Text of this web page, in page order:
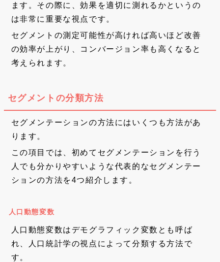
ます。その際に、効果を適切に測れるかというの
は非常に重要な視点です。
セグメントの測定可能性が高ければ高いほど改善
の効率が上がり、コンバージョン率も高くなると
考えられます。
セグメントの分類方法
セグメンテーションの方法にはいくつも方法があ
ります。
この項目では、初めてセグメンテーションを行う
人でも分かりやすいような代表的なセグメンテー
ションの方法を4つ紹介します。
人口動態変数
人口動態変数はデモグラフィック変数とも呼ば
れ、人口統計学の視点によって分類する方法で
す。